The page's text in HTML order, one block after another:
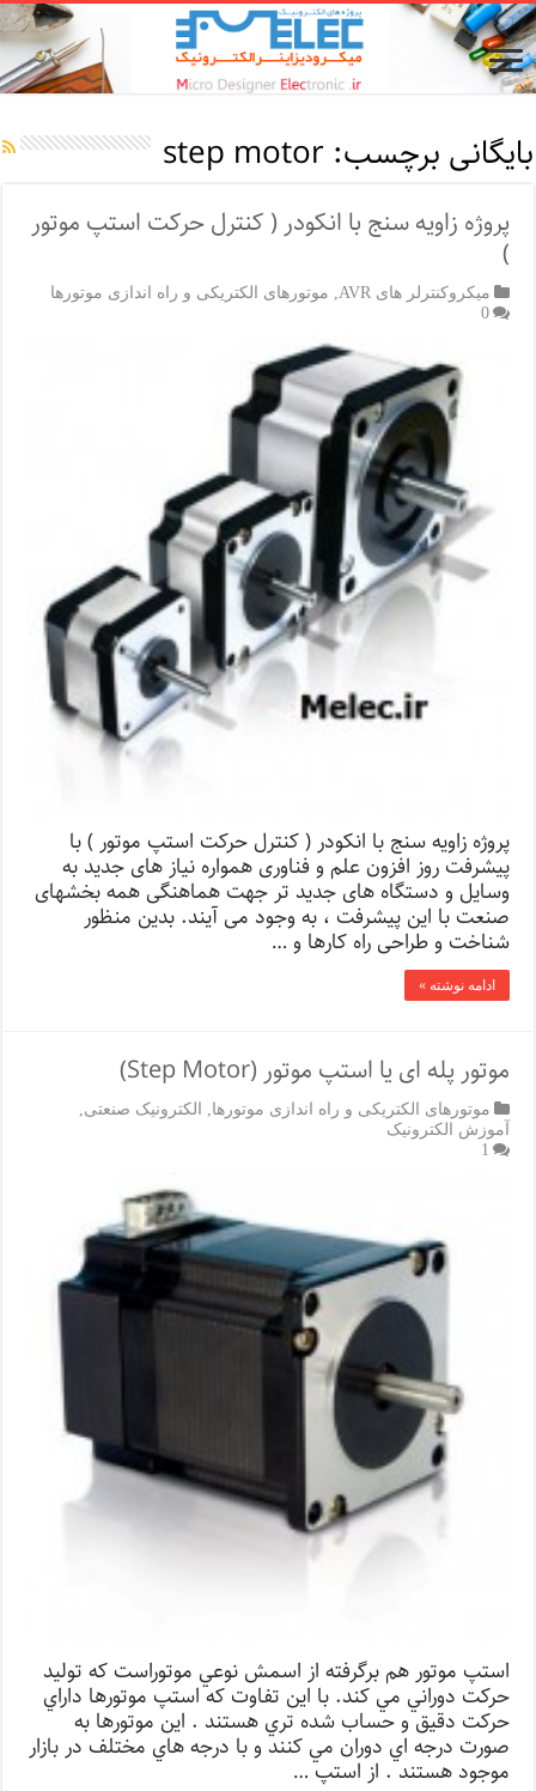
بایگانی برچسب:step motor
پروژه زاویه سنج با انکودر ( کنترل حرکت استپ موتور
)
میکروکنترلر های AVR
موتورهای الکتریکی و راه اندازی موتورها
0
پروژه زاویه سنج با انکودر ( کنترل حرکت استپ موتور ) با
پیشرفت روز افزون علم و فناوری همواره نیاز های جدید به
وسایل و دستگاه های جدید تر جهت هماهنگی همه بخشهای
صنعت با این پیشرفت ، به وجود می آیند. بدین منظور
شناخت و طراحی راه کارها و …
ادامه نوشته »
موتور پله ای یا استپ موتور (Step Motor)
موتورهای الکتریکی و راه اندازی موتورها, الکترونیک صنعتی,
آموزش الکترونیک
1
استپ موتور هم برگرفته از اسمش نوعي موتوراست كه توليد
حركت دوراني مي كند. با اين تفاوت كه استپ موتورها داراي
حركت دقيق و حساب شده تري هستند . اين موتورها به
صورت درجه اي دوران مي كنند و با درجه هاي مختلف در بازار
موجود هستند . از استپ …